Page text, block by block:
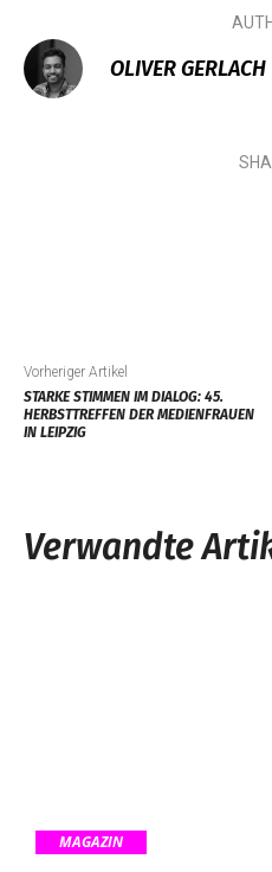
OLIVER GERLACH
Vorheriger Artikel
STARKE STIMMEN IM DIALOG: 45.
HERBSTTREFFEN DER MEDIENFRAUEN
IN LEIPZIG
Verwandte
MAGAZIN